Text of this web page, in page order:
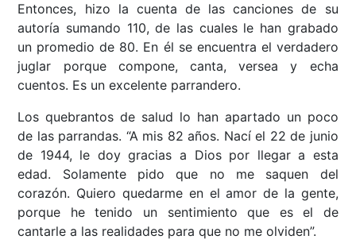
Entonces, hizo la cuenta de las canciones de su
autoría sumando 110, de las cuales le han grabado
un promedio de 80. En él se encuentra el verdadero
juglar porque compone, canta, versea y echa
cuentos. Es un excelente parrandero.
Los quebrantos de salud lo han apartado un poco
de las parrandas. “A mis 82 años. Nací el 22 de junio
de 1944, le doy gracias a Dios por llegar a esta
edad. Solamente pido que no me saquen del
corazón. Quiero quedarme en el amor de la gente,
porque he tenido un sentimiento que es el de
cantarle a las realidades para que no me olviden”.